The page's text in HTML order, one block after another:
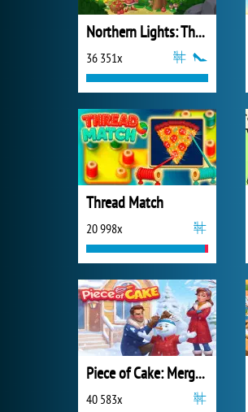
Northern Lights: The Secret of the Forest
36 351x
Thread Match
20 998x
Piece of Cake: Merge and Bake
40 583x